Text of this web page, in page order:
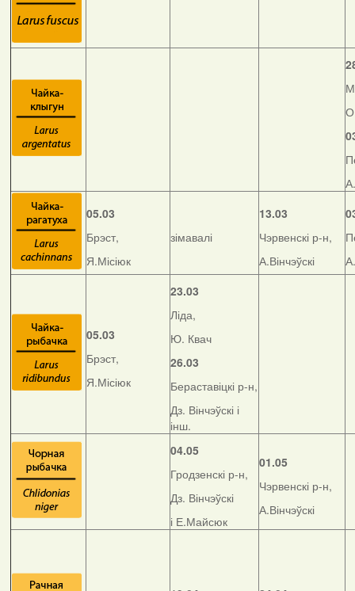
05.03
Брэст,
Я.Місіюк
зімавалі
13.03
Чэрвенскі р-н,
А.Вінчэўскі
05.03
Брэст,
Я.Місіюк
23.03
Ліда,
Ю. Квач
26.03
Бераставіцкі р-н,
Дз. Вінчэўскі і
інш.
04.05
Гродзенскі р-н,
Дз. Вінчэўскі
і Е.Майсюк
01.05
Чэрвенскі р-н,
А.Вінчэўскі